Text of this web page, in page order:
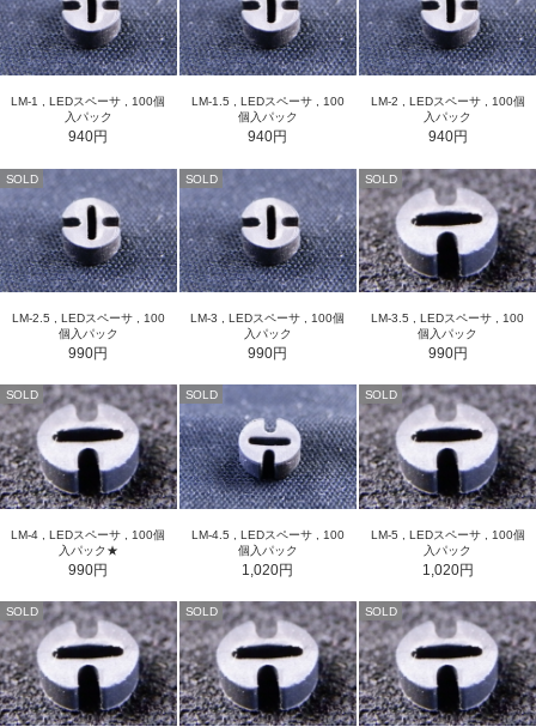
LM-1 , LEDスペーサ , 100個
入パック
940円
LM-1.5 , LEDスペーサ , 100
個入パック
940円
LM-2 , LEDスペーサ , 100個
入パック
940円
SOLD
LM-2.5 , LEDスペーサ , 100
個入パック
990円
SOLD
LM-3 , LEDスペーサ , 100個
入パック
990円
SOLD
LM-3.5 , LEDスペーサ , 100
個入パック
990円
SOLD
LM-4 , LEDスペーサ , 100個
入パック★
990円
SOLD
LM-4.5 , LEDスペーサ , 100
個入パック
1,020円
SOLD
LM-5 , LEDスペーサ , 100個
入パック
1,020円
SOLD SOLD SOLD